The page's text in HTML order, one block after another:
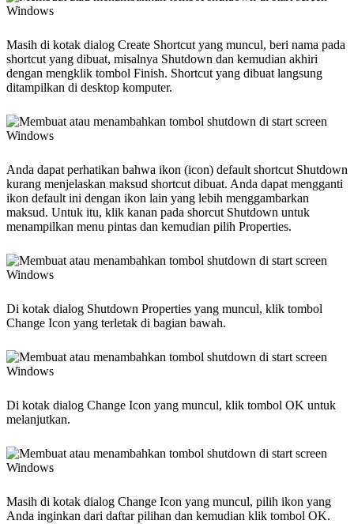
Masih di kotak dialog Create Shortcut yang muncul, beri nama pada
shortcut yang dibuat, misalnya Shutdown dan kemudian akhiri
dengan mengklik tombol Finish. Shortcut yang dibuat langsung
ditampilkan di desktop komputer.
Anda dapat perhatikan bahwa ikon (icon) default shortcut Shutdown
kurang menjelaskan maksud shortcut dibuat. Anda dapat mengganti
ikon default ini dengan ikon lain yang lebih menggambarkan
maksud. Untuk itu, klik kanan pada shorcut Shutdown untuk
menampilkan menu pintas dan kemudian pilih Properties.
Di kotak dialog Shutdown Properties yang muncul, klik tombol
Change Icon yang terletak di bagian bawah.
Di kotak dialog Change Icon yang muncul, klik tombol OK untuk
melanjutkan.
Masih di kotak dialog Change Icon yang muncul, pilih ikon yang
Anda inginkan dari daftar pilihan dan kemudian klik tombol OK.